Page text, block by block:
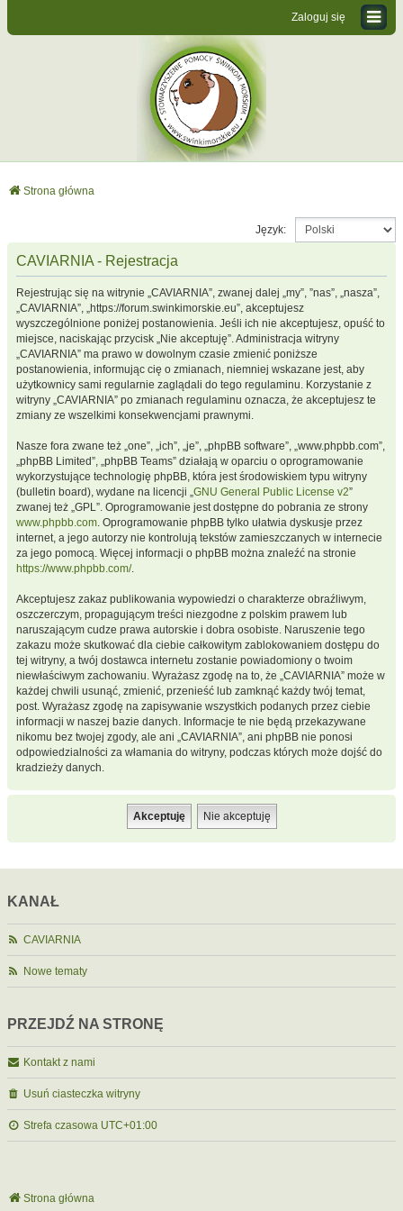
Zaloguj się
Strona główna
Język:
CAVIARNIA - Rejestracja
Rejestrując się na witrynie „CAVIARNIA”, zwanej dalej „my”, ”nas”, „nasza”,
„CAVIARNIA”, „https://forum.swinkimorskie.eu”, akceptujesz
wyszczególnione poniżej postanowienia. Jeśli ich nie akceptujesz, opuść to
miejsce, naciskając przycisk „Nie akceptuję”. Administracja witryny
„CAVIARNIA” ma prawo w dowolnym czasie zmienić poniższe
postanowienia, informując cię o zmianach, niemniej wskazane jest, aby
użytkownicy sami regularnie zaglądali do tego regulaminu. Korzystanie z
witryny „CAVIARNIA” po zmianach regulaminu oznacza, że akceptujesz te
zmiany ze wszelkimi konsekwencjami prawnymi.
Nasze fora zwane też „one”, „ich”, „je”, „phpBB software”, „www.phpbb.com”,
„phpBB Limited”, „phpBB Teams” działają w oparciu o oprogramowanie
wykorzystujące technologię phpBB, która jest środowiskiem typu witryny
(bulletin board), wydane na licencji „GNU General Public License v2”
zwanej też „GPL”. Oprogramowanie jest dostępne do pobrania ze strony
www.phpbb.com. Oprogramowanie phpBB tylko ułatwia dyskusje przez
internet, a jego autorzy nie kontrolują tekstów zamieszczanych w internecie
za jego pomocą. Więcej informacji o phpBB można znaleźć na stronie
https://www.phpbb.com/.
Akceptujesz zakaz publikowania wypowiedzi o charakterze obraźliwym,
oszczerczym, propagującym treści niezgodne z polskim prawem lub
naruszającym cudze prawa autorskie i dobra osobiste. Naruszenie tego
zakazu może skutkować dla ciebie całkowitym zablokowaniem dostępu do
tej witryny, a twój dostawca internetu zostanie powiadomiony o twoim
niewłaściwym zachowaniu. Wyrażasz zgodę na to, że „CAVIARNIA” może w
każdej chwili usunąć, zmienić, przenieść lub zamknąć każdy twój temat,
post. Wyrażasz zgodę na zapisywanie wszystkich podanych przez ciebie
informacji w naszej bazie danych. Informacje te nie będą przekazywane
nikomu bez twojej zgody, ale ani „CAVIARNIA”, ani phpBB nie ponosi
odpowiedzialności za włamania do witryny, podczas których może dojść do
kradzieży danych.
KANAŁ
CAVIARNIA
Nowe tematy
PRZEJDŹ NA STRONĘ
Kontakt z nami
Usuń ciasteczka witryny
Strefa czasowa UTC+01:00
Strona główna